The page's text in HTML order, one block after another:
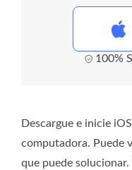
100%
Descargue e inicie
computadora. Puede
que puede